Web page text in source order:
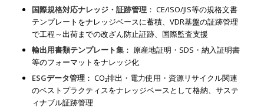
国際規格対応ナレッジ・証跡管理： CE/ISO/JIS等の規格文書
テンプレートをナレッジベースに蓄積、VDR基盤の証跡管理
で工程～出荷までの改ざん防止証跡、国際監査支援
輸出用書類テンプレート集： 原産地証明・SDS・納入証明書
等のフォーマットをナレッジ化
ESGデータ管理： CO₂排出・電力使用・資源リサイクル関連
のベストプラクティスをナレッジベースとして格納、サステ
ィナブル証跡管理